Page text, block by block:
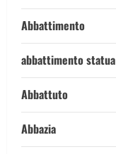
Abbattimento
abbattimento statua
Abbattuto
Abbazia